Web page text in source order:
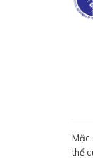
Mặc
thể